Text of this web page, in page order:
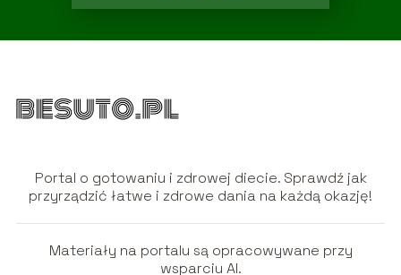
Portal o gotowaniu i zdrowej diecie. Sprawdź jak
przyrządzić łatwe i zdrowe dania na każdą okazję!
Materiały na portalu są opracowywane przy
wsparciu AI.